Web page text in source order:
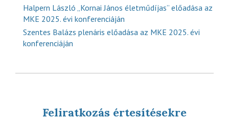
Halpern László „Kornai János életműdíjas” előadása az
MKE 2025. évi konferenciáján
Szentes Balázs plenáris előadása az MKE 2025. évi
konferenciáján
Feliratkozás értesítésekre